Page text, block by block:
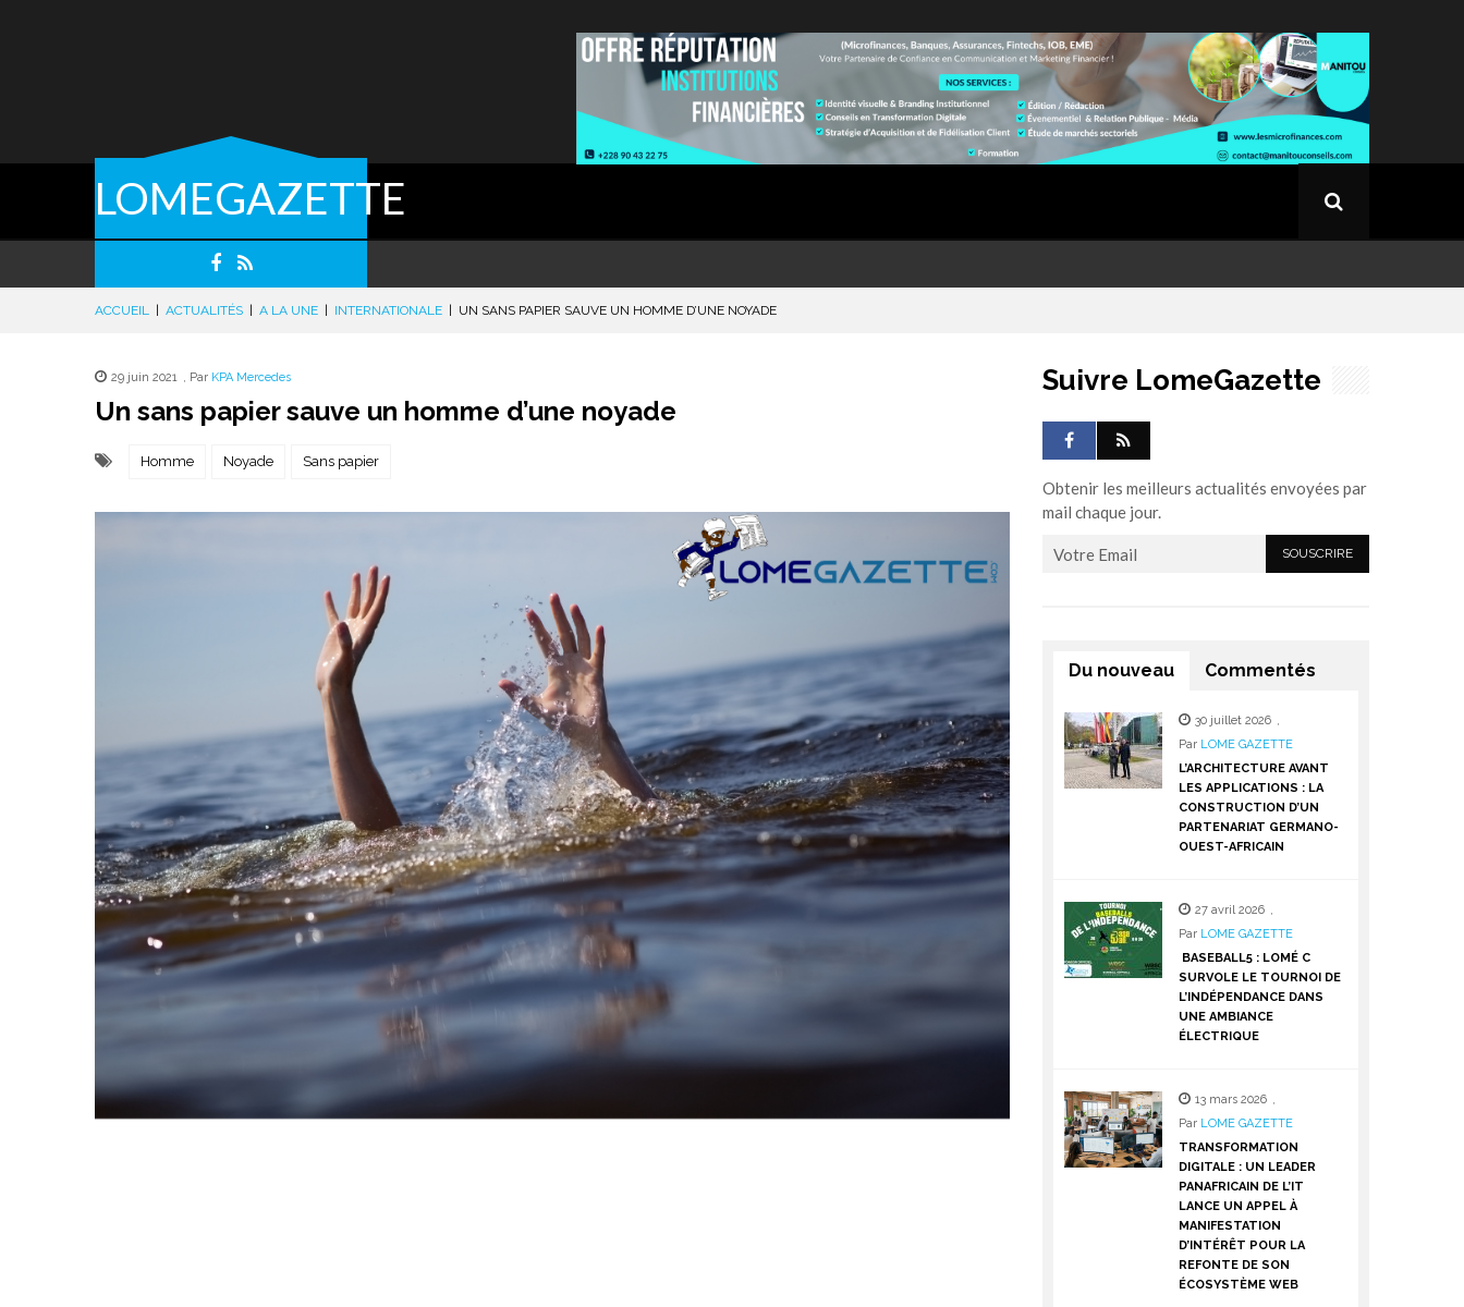
LOMEGAZETTE
ACCUEIL ACTUALITÉS A LA UNE INTERNATIONALE UN SANS PAPIER SAUVE UN HOMME D’UNE NOYADE
29 juin 2021 , Par KPA Mercedes
Un sans papier sauve un homme d’une noyade
Homme Noyade Sans papier
Suivre LomeGazette
Obtenir les meilleurs actualités envoyées par
mail chaque jour.
Du nouveau Commentés
30 juillet 2026 ,
Par LOME GAZETTE
L’ARCHITECTURE AVANT
LES APPLICATIONS : LA
CONSTRUCTION D’UN
PARTENARIAT GERMANO-
OUEST-AFRICAIN
27 avril 2026 ,
Par LOME GAZETTE
BASEBALL5 : LOMÉ C
SURVOLE LE TOURNOI DE
L’INDÉPENDANCE DANS
UNE AMBIANCE
ÉLECTRIQUE
13 mars 2026 ,
Par LOME GAZETTE
TRANSFORMATION
DIGITALE : UN LEADER
PANAFRICAIN DE L’IT
LANCE UN APPEL À
MANIFESTATION
D’INTÉRÊT POUR LA
REFONTE DE SON
ÉCOSYSTÈME WEB